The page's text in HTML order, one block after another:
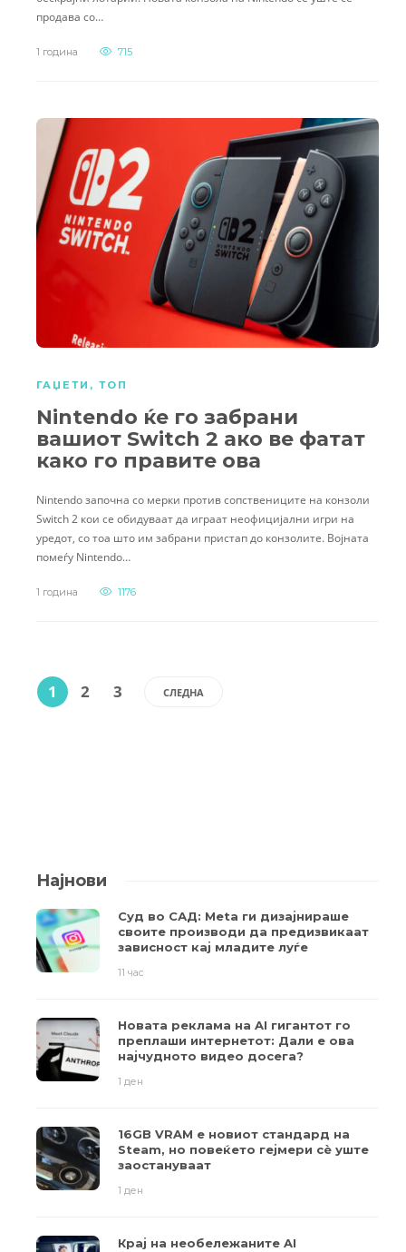
продава со…
1 година 715
ГАЏЕТИ , ТОП
Nintendo ќе го забрани
вашиот Switch 2 ако ве фатат
како го правите ова
Nintendo започна со мерки против сопствениците на конзоли
Switch 2 кои се обидуваат да играат неофицијални игри на
уредот, со тоа што им забрани пристап до конзолите. Војната
помеѓу Nintendo…
1 година 1176
1 2 3 СЛЕДНА
Најнови
Суд во САД: Meta ги дизајнираше
своите производи да предизвикаат
зависност кај младите луѓе
11 час
Новата реклама на AI гигантот го
преплаши интернетот: Дали е ова
најчудното видео досега?
1 ден
16GB VRAM е новиот стандард на
Steam, но повеќето гејмери ​​сè уште
заостануваат
1 ден
Крај на необележаните AI